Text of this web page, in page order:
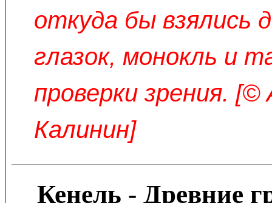
откуда бы взялись
глазок, монокль и
проверки зрения. [©
Калинин]
Кенель - Древние